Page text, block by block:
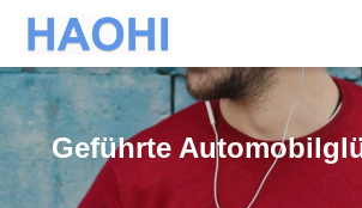
Geführte